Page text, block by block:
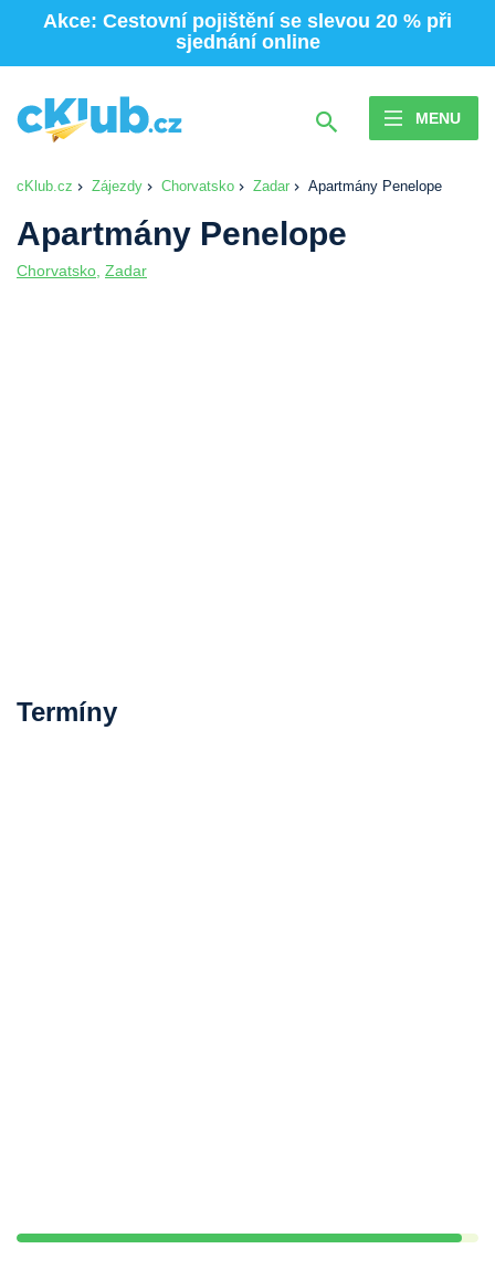
Akce: Cestovní pojištění se slevou 20 % při
sjednání online
MENU
cKlub.cz Zájezdy Chorvatsko Zadar Apartmány Penelope
Apartmány Penelope
Chorvatsko Zadar
Termíny